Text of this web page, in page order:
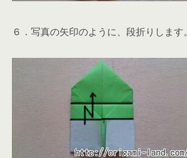
６．写真の矢印のように、段折りします。